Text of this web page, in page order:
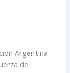
Argentina
de